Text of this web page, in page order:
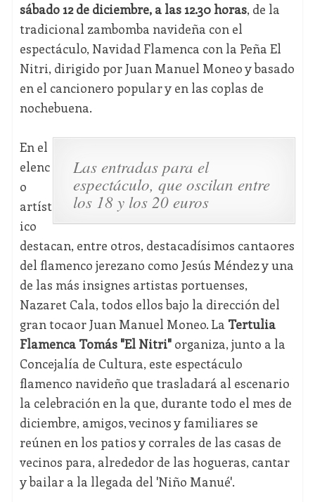
sábado 12 de diciembre, a las 12.30 horas, de la
tradicional zambomba navideña con el
espectáculo, Navidad Flamenca con la Peña El
Nitri, dirigido por Juan Manuel Moneo y basado
en el cancionero popular y en las coplas de
nochebuena.
Las entradas para el
espectáculo, que oscilan entre
los 18 y los 20 euros
En el
elenc
o
artíst
ico
destacan, entre otros, destacadísimos cantaores
del flamenco jerezano como Jesús Méndez y una
de las más insignes artistas portuenses,
Nazaret Cala, todos ellos bajo la dirección del
gran tocaor Juan Manuel Moneo. La Tertulia
Flamenca Tomás "El Nitri"organiza, junto a la
Concejalía de Cultura, este espectáculo
flamenco navideño que trasladará al escenario
la celebración en la que, durante todo el mes de
diciembre, amigos, vecinos y familiares se
reúnen en los patios y corrales de las casas de
vecinos para, alrededor de las hogueras, cantar
y bailar a la llegada del 'Niño Manué'.